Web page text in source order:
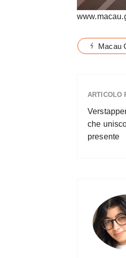
Macau
ARTICOLO
che
presente